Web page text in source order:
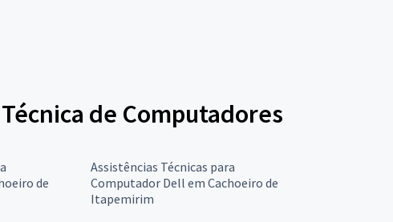
de Computadores
de
Assistências Técnicas para
Computador Dell em Cachoeiro de
Itapemirim